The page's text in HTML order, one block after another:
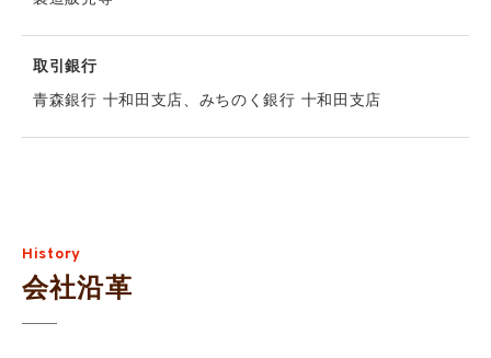
取引銀行
青森銀行 十和田支店、みちのく銀行 十和田支店
History
会社沿革